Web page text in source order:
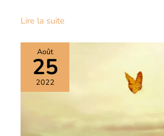
Lire la suite
Août
25
2022